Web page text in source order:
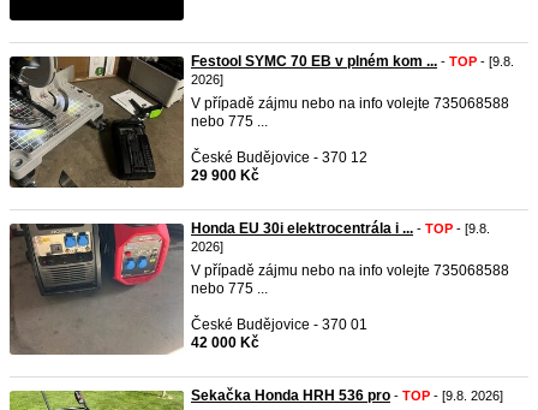
Festool SYMC 70 EB v plném kom ... - TOP - [9.8.
2026]
V případě zájmu nebo na info volejte 735068588
nebo 775 ...
České Budějovice - 370 12
29 900 Kč
Honda EU 30i elektrocentrála i ... - TOP - [9.8.
2026]
V případě zájmu nebo na info volejte 735068588
nebo 775 ...
České Budějovice - 370 01
42 000 Kč
Sekačka Honda HRH 536 pro - TOP - [9.8. 2026]